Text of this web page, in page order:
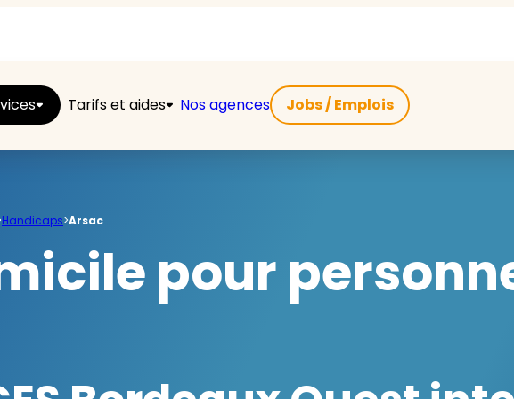
Tarifs et aides Nos agences Jobs / Emplois
Handicaps>Arsac
pour